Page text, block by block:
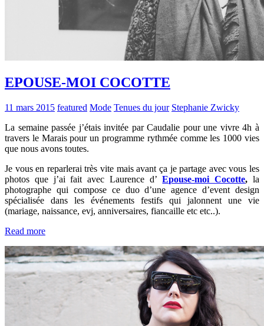
EPOUSE-MOI COCOTTE
11 mars 2015 featured Mode Tenues du jour Stephanie Zwicky
La semaine passée j’étais invitée par Caudalie pour une vivre 4h à
travers le Marais pour un programme rythmée comme les 1000 vies
que nous avons toutes.
Je vous en reparlerai très vite mais avant ça je partage avec vous les
photos que j’ai fait avec Laurence d’Epouse-moi Cocotte,la
photographe qui compose ce duo d’une agence d’event design
spécialisée dans les événements festifs qui jalonnent une vie
(mariage, naissance, evj, anniversaires, fiancaille etc etc..).
Read more